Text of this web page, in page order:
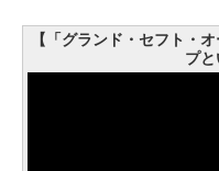
【「グランド・セフト・
プと